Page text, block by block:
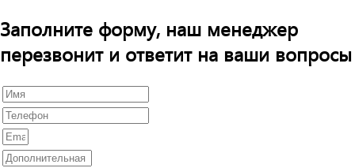
Заполните форму, наш менеджер
перезвонит и ответит на ваши вопросы